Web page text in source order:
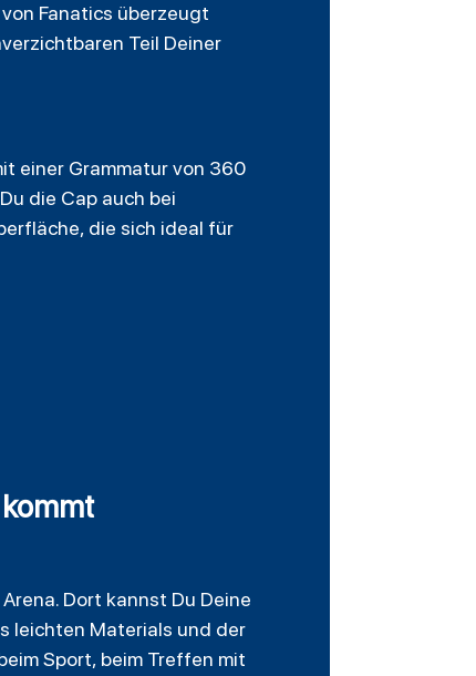
von Fanatics überzeugt
Teil Deiner
einer Grammatur von 360
die Cap auch bei
die sich ideal für
Dort kannst Du Deine
leichten Materials und der
Sport, beim Treffen mit